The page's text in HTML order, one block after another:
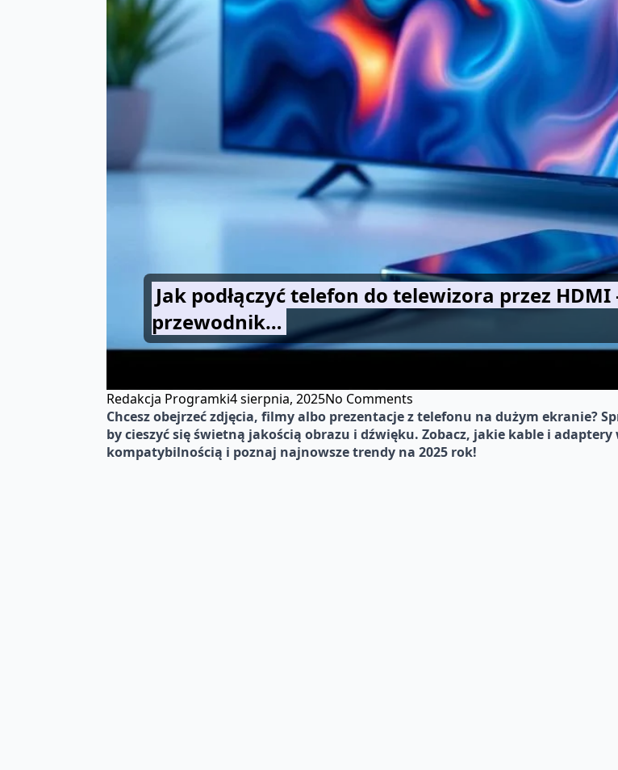
Jak podłączyć telefon do telewizora przez
przewodnik…
Redakcja Programki4 sierpnia, 2025No Comments
Chcesz obejrzeć zdjęcia, filmy albo prezentacje z telefonu na dużym ekranie?
by cieszyć się świetną jakością obrazu i dźwięku. Zobacz, jakie kable i
kompatybilnością i poznaj najnowsze trendy na 2025 rok!